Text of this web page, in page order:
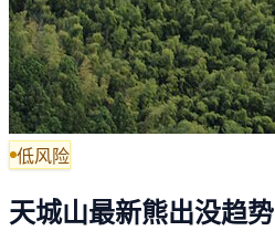
低风险
天城山最新熊出没趋势